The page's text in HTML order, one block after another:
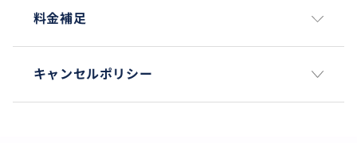
料金補足
キャンセルポリシー